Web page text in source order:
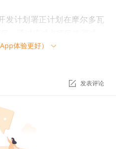
发计划署正计划在摩尔多瓦
的系统。
的参与方Sun Exchange表
安装太阳能面板费用的机构
Exchange已经开始在南非
字货币作为生产可再生能源
体验更好）
发表评论